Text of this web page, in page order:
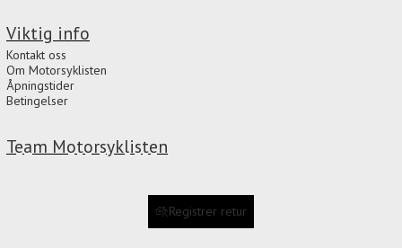
Team Motorsyklisten
Viktig info
Kontakt oss
Om Motorsyklisten
Åpningstider
Betingelser
Registrer retur